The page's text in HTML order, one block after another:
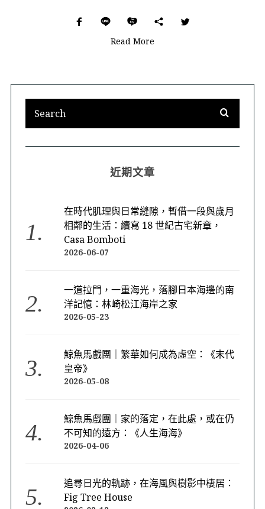
Read More
近期文章
在時代肌理與日常縫隙，暫借一段與歲月
相鄰的生活：續寫 18 世紀古宅新章，
Casa Bomboti
2026-06-07
一道拉門，一重海光，落腳日本海邊的南
洋記憶：林崎松江海岸之家
2026-05-23
鯨魚馬戲團｜繁華如何成為虛空：《末代
皇帝》
2026-05-08
鯨魚馬戲團｜家的落定，在此處，或在仍
不可知的遠方：《人生海海》
2026-04-06
追尋日光的軌跡，在海風與樹影中棲居：
Fig Tree House